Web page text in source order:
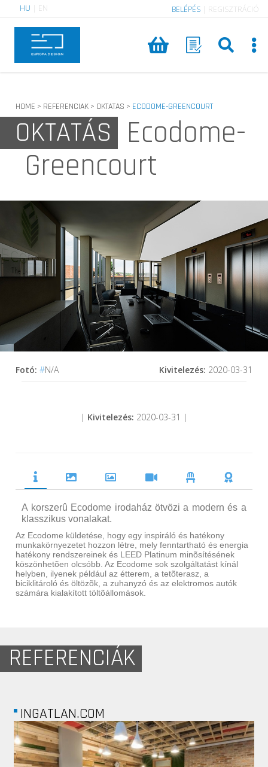
HU EN BELÉPÉS REGISZTRÁCIÓ
HOME > REFERENCIAK > OKTATAS > ECODOME-GREENCOURT
OKTATÁS Ecodome-
Greencourt
Fotó:#N/A Kivitelezés: 2020-03-31
| Kivitelezés: 2020-03-31 |
A korszerû Ecodome irodaház ötvözi a modern és a
klasszikus vonalakat.
Az Ecodome küldetése, hogy egy inspiráló és hatékony
munkakörnyezetet hozzon létre, mely fenntartható és energia
hatékony rendszereinek és LEED Platinum minõsítésének
köszönhetõen olcsóbb. Az Ecodome sok szolgáltatást kínál
helyben, ilyenek például az étterem, a tetõterasz, a
biciklitároló és öltözõk, a zuhanyzó és az elektromos autók
számára kialakított töltõállomások.
REFERENCIÁK